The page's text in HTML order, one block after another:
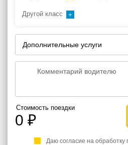
Другой класс
Дополнительные услуги
Стоимость поездки
0 ₽
Даю согласие на